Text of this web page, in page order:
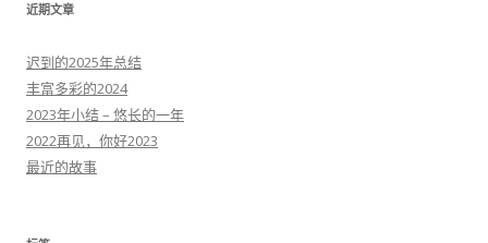
近期文章
迟到的2025年总结
丰富多彩的2024
2023年小结 – 悠长的一年
2022再见，你好2023
最近的故事